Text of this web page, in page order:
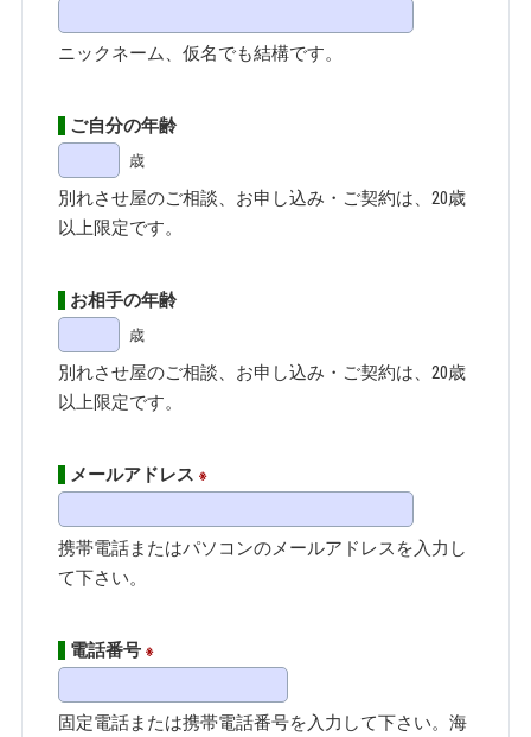
ニックネーム、仮名でも結構です。
ご自分の年齢
歳
別れさせ屋のご相談、お申し込み・ご契約は、20歳
以上限定です。
お相手の年齢
歳
別れさせ屋のご相談、お申し込み・ご契約は、20歳
以上限定です。
メールアドレス ※
携帯電話またはパソコンのメールアドレスを入力し
て下さい。
電話番号 ※
固定電話または携帯電話番号を入力して下さい。海